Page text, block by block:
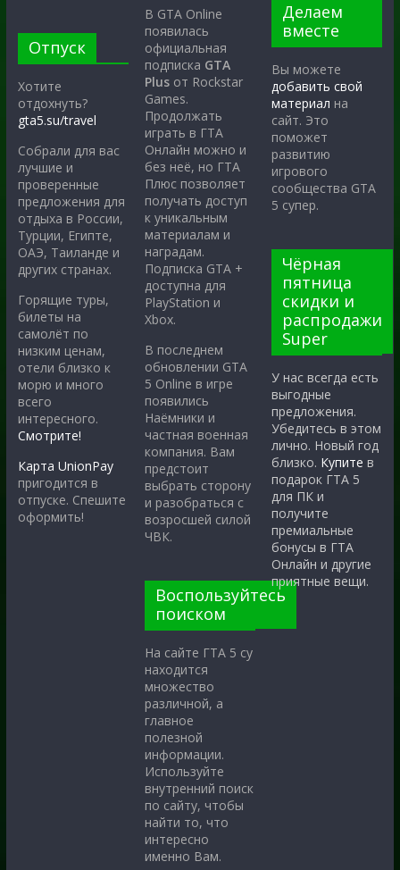
Отпуск
Хотите
отдохнуть?
gta5.su/travel
Собрали для вас
лучшие и
проверенные
предложения для
отдыха в России,
Турции, Египте,
ОАЭ, Таиланде и
других странах.
Горящие туры,
билеты на
самолёт по
низким ценам,
отели близко к
морю и много
всего
интересного.
Смотрите!
Карта UnionPay
пригодится в
отпуске. Спешите
оформить!
В GTA Online
появилась
официальная
подписка GTA
Plus от Rockstar
Games.
Продолжать
играть в ГТА
Онлайн можно и
без неё, но ГТА
Плюс позволяет
получать доступ
к уникальным
материалам и
наградам.
Подписка GTA +
доступна для
PlayStation и
Xbox.
В последнем
обновлении GTA
5 Online в игре
появились
Наёмники и
частная военная
компания. Вам
предстоит
выбрать сторону
и разобраться с
возросшей силой
ЧВК.
Воспользуйтесь
поиском
На сайте ГТА 5 су
находится
множество
различной, а
главное
полезной
информации.
Используйте
внутренний поиск
по сайту, чтобы
найти то, что
интересно
именно Вам.
Делаем
вместе
Вы можете
добавить свой
материал на
сайт. Это
поможет
развитию
игрового
сообщества GTA
5 супер.
Чёрная
пятница
скидки и
распродажи
Super
У нас всегда есть
выгодные
предложения.
Убедитесь в этом
лично. Новый год
близко. Купите в
подарок ГТА 5
для ПК и
получите
премиальные
бонусы в ГТА
Онлайн и другие
приятные вещи.